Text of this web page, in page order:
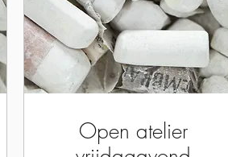
Open atelier